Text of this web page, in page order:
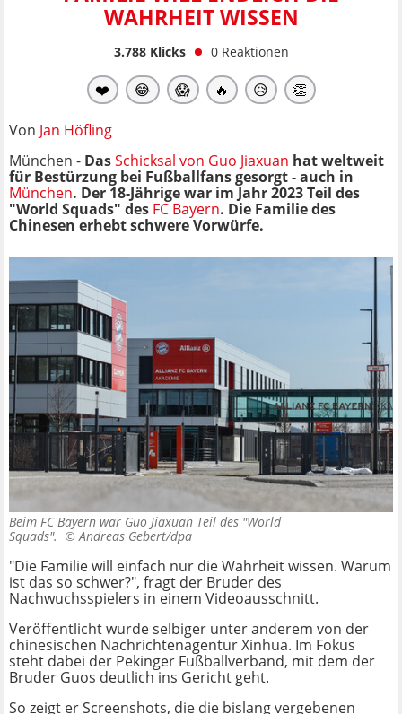
AHRHEIT WISSEN
3.788Klicks 0 Reaktionen
❤️ 😂 😱 🔥 😥 👏
Von Jan Höfling
München - DasSchicksal von Guo Jiaxuan hat weltweit
für Bestürzung bei Fußballfansgesorgt - auch in
München. Der 18-Jährige war im Jahr 2023 Teil des
"World Squads" des FC Bayern. Die Familie des
Chinesen erhebt schwere Vorwürfe.
Beim FC Bayern war Guo Jiaxuan Teil des "World
Squads". ©Andreas Gebert/dpa
"Die Familie will einfach nur die Wahrheit wissen. Warum
ist das so schwer?", fragt der Bruder des
Nachwuchsspielers in einem Videoausschnitt.
Veröffentlicht wurde selbiger unter anderem von der
chinesischen Nachrichtenagentur Xinhua. Im Fokus
steht dabei der Pekinger Fußballverband, mit dem der
Bruder Guos deutlich ins Gericht geht.
So zeigt er Screenshots, die die bislang vergebenen